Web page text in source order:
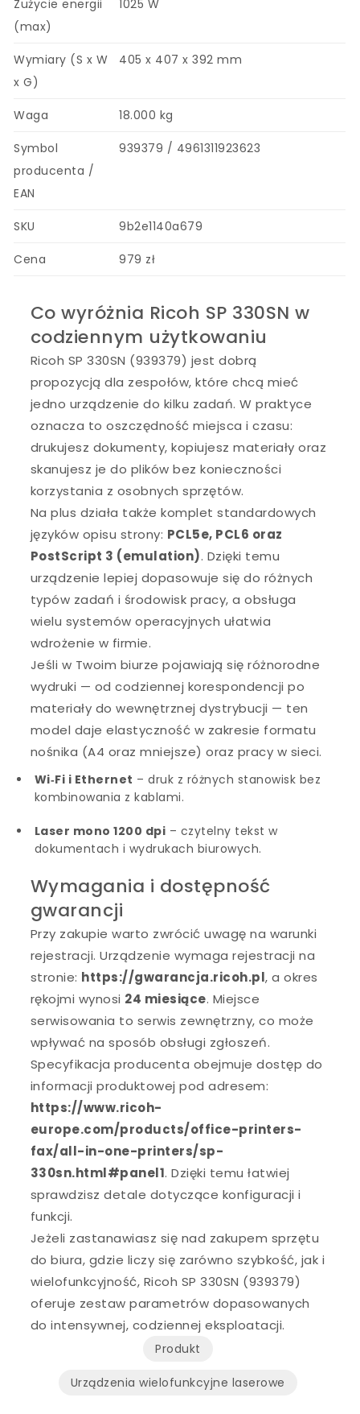
Zużycie energii
(max)
1025 W
Wymiary (S x W
x G)
405 x 407 x 392 mm
Waga 18.000 kg
Symbol
producenta /
EAN
939379 / 4961311923623
SKU 9b2e1140a679
Cena 979 zł
Co wyróżnia Ricoh SP 330SN w
codziennym użytkowaniu
Ricoh SP 330SN (939379) jest dobrą
propozycją dla zespołów, które chcą mieć
jedno urządzenie do kilku zadań. W praktyce
oznacza to oszczędność miejsca i czasu:
drukujesz dokumenty, kopiujesz materiały oraz
skanujesz je do plików bez konieczności
korzystania z osobnych sprzętów.
Na plus działa także komplet standardowych
języków opisu strony: PCL5e, PCL6 oraz
PostScript 3 (emulation). Dzięki temu
urządzenie lepiej dopasowuje się do różnych
typów zadań i środowisk pracy, a obsługa
wielu systemów operacyjnych ułatwia
wdrożenie w firmie.
Jeśli w Twoim biurze pojawiają się różnorodne
wydruki — od codziennej korespondencji po
materiały do wewnętrznej dystrybucji — ten
model daje elastyczność w zakresie formatu
nośnika (A4 oraz mniejsze) oraz pracy w sieci.
Wi‑Fi i Ethernet – druk z różnych stanowisk bez
kombinowania z kablami.
Laser mono 1200 dpi – czytelny tekst w
dokumentach i wydrukach biurowych.
Wymagania i dostępność
gwarancji
Przy zakupie warto zwrócić uwagę na warunki
rejestracji. Urządzenie wymaga rejestracji na
stronie: https://gwarancja.ricoh.pl, a okres
rękojmi wynosi 24 miesiące. Miejsce
serwisowania to serwis zewnętrzny, co może
wpływać na sposób obsługi zgłoszeń.
Specyfikacja producenta obejmuje dostęp do
informacji produktowej pod adresem:
https://www.ricoh-
europe.com/products/office-printers-
fax/all-in-one-printers/sp-
330sn.html#panel1. Dzięki temu łatwiej
sprawdzisz detale dotyczące konfiguracji i
funkcji.
Jeżeli zastanawiasz się nad zakupem sprzętu
do biura, gdzie liczy się zarówno szybkość, jak i
wielofunkcyjność, Ricoh SP 330SN (939379)
oferuje zestaw parametrów dopasowanych
do intensywnej, codziennej eksploatacji.
Produkt
Urządzenia wielofunkcyjne laserowe